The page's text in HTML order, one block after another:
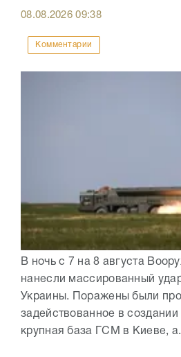
08.08.202609:38
Комментарии
В ночь с 7 на 8 августа
нанесли массированный
Украины. Поражены были
задействованное в создании
крупная база ГСМ в Киеве,